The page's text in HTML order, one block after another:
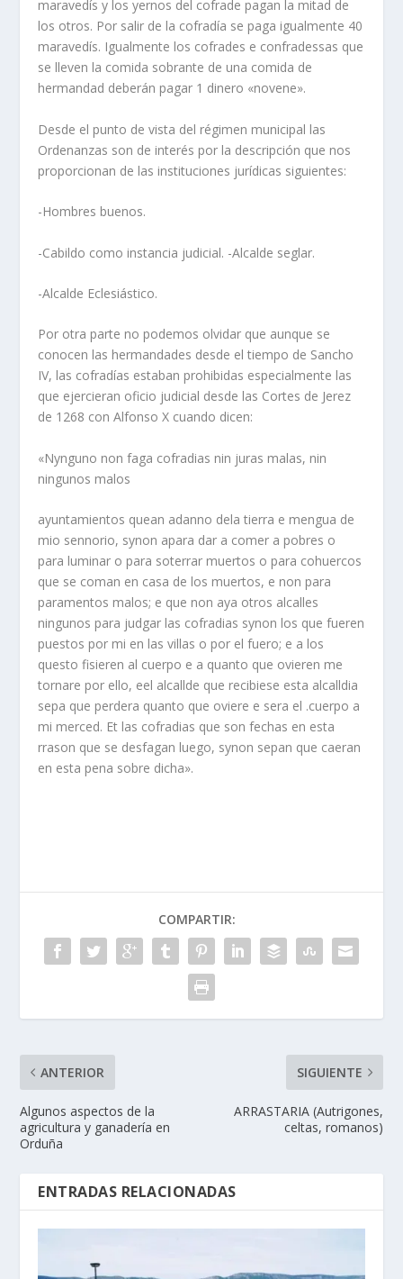
maravedí­s y los yernos del cofrade pagan la mitad de
los otros. Por salir de la cofradí­a se paga igualmente 40
maravedí­s. Igualmente los cofrades e confradessas que
se lleven la comida sobrante de una comida de
hermandad deberán pagar 1 dinero «novene».
Desde el punto de vista del régimen municipal las
Ordenanzas son de interés por la descripción que nos
proporcionan de las instituciones jurí­dicas siguientes:
-Hombres buenos.
-Cabildo como instancia judicial. -Alcalde seglar.
-Alcalde Eclesiástico.
Por otra parte no podemos olvidar que aunque se
conocen las hermandades desde el tiempo de Sancho
IV, las cofradí­as estaban prohibidas especialmente las
que ejercieran oficio judicial desde las Cortes de Jerez
de 1268 con Alfonso X cuando dicen:
«Nynguno non faga cofradias nin juras malas, nin
ningunos malos
ayuntamientos quean adanno dela tierra e mengua de
mio sennorio, synon apara dar a comer a pobres o
para luminar o para soterrar muertos o para cohuercos
que se coman en casa de los muertos, e non para
paramentos malos; e que non aya otros alcalles
ningunos para judgar las cofradias synon los que fueren
puestos por mi en las villas o por el fuero; e a los
questo fisieren al cuerpo e a quanto que ovieren me
tornare por ello, eel alcallde que recibiese esta alcalldia
sepa que perdera quanto que oviere e sera el .cuerpo a
mi merced. Et las cofradias que son fechas en esta
rrason que se desfagan luego, synon sepan que caeran
en esta pena sobre dicha».
COMPARTIR:
ANTERIOR
Algunos aspectos de la
agricultura y ganadería en
Orduña
SIGUIENTE
ARRASTARIA (Autrigones,
celtas, romanos)
ENTRADAS RELACIONADAS